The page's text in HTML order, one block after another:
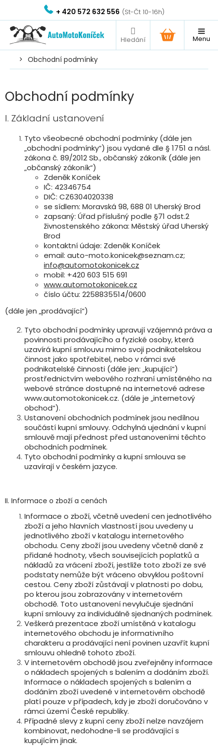
obsah
+ 420 572 632 556
NÁKUPNÍ
KOŠÍK
Obchodní podmínky
Obchodní podmínky
I. Základní ustanovení
Tyto všeobecné obchodní podmínky (dále jen
„obchodní podmínky“) jsou vydané dle § 1751 a násl.
zákona č. 89/2012 Sb., občanský zákoník (dále jen
„občanský zákoník“)
Zdeněk Koníček
IČ: 42346754
DIČ: CZ6304020338
se sídlem: Moravská 98, 688 01 Uherský Brod
zapsaný: Úřad příslušný podle §71 odst.2
živnostenského zákona: Městský úřad Uherský
Brod
kontaktní údaje: Zdeněk Koníček
email: auto-moto.konicek@seznam.cz;
info@automotokonicek.cz
mobil: +420 603 515 691
www.automotokonicek.cz
číslo účtu: 2258835514/0600
(dále jen „prodávající“)
Tyto obchodní podmínky upravují vzájemná práva a
povinnosti prodávajícího a fyzické osoby, která
uzavírá kupní smlouvu mimo svoji podnikatelskou
činnost jako spotřebitel, nebo v rámci své
podnikatelské činnosti (dále jen: „kupující“)
prostřednictvím webového rozhraní umístěného na
webové stránce dostupné na internetové adrese
www.automotokonicek.cz. (dále je „internetový
obchod“).
Ustanovení obchodních podmínek jsou nedílnou
součástí kupní smlouvy. Odchylná ujednání v kupní
smlouvě mají přednost před ustanoveními těchto
obchodních podmínek.
Tyto obchodní podmínky a kupní smlouva se
uzavírají v českém jazyce.
II. Informace o zboží a cenách
Informace o zboží, včetně uvedení cen jednotlivého
zboží a jeho hlavních vlastností jsou uvedeny u
jednotlivého zboží v katalogu internetového
obchodu. Ceny zboží jsou uvedeny včetně daně z
přidané hodnoty, všech souvisejících poplatků a
nákladů za vrácení zboží, jestliže toto zboží ze své
podstaty nemůže být vráceno obvyklou poštovní
cestou. Ceny zboží zůstávají v platnosti po dobu,
po kterou jsou zobrazovány v internetovém
obchodě. Toto ustanovení nevylučuje sjednání
kupní smlouvy za individuálně sjednaných podmínek.
Veškerá prezentace zboží umístěná v katalogu
internetového obchodu je informativního
charakteru a prodávající není povinen uzavřít kupní
smlouvu ohledně tohoto zboží.
V internetovém obchodě jsou zveřejněny informace
o nákladech spojených s balením a dodáním zboží.
Informace o nákladech spojených s balením a
dodáním zboží uvedené v internetovém obchodě
platí pouze v případech, kdy je zboží doručováno v
rámci území České republiky.
Případné slevy z kupní ceny zboží nelze navzájem
kombinovat, nedohodne-li se prodávající s
kupujícím jinak.